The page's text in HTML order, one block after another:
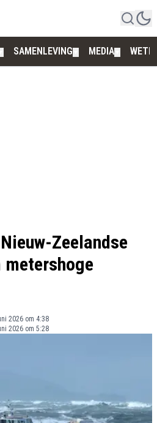
SAMENLEVING MEDIA
Zeelandse
2026 om 4:38
2026 om 5:28